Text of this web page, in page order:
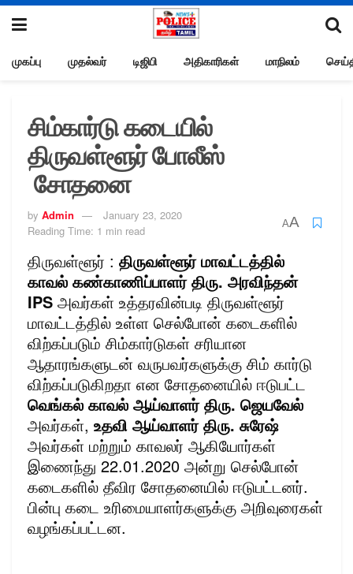
முகப்பு முதல்வர் டிஜிபி அதிகாரிகள் மாநிலம்
சிம்கார்டு கடையில்
திருவள்ளூர் போலீஸ்
சோதனை
by Admin
January 23, 2020
Reading Time: 1 min read
AA
திருவள்ளூர் : திருவள்ளூர் மாவட்டத்தில்
காவல் கண்காணிப்பாளர் திரு. அரவிந்தன்
IPS அவர்கள் உத்தரவின்படி திருவள்ளூர்
மாவட்டத்தில் உள்ள செல்போன் கடைகளில்
விற்கப்படும் சிம்கார்டுகள் சரியான
ஆதாரங்களுடன் வருபவர்களுக்கு சிம் கார்டு
விற்கப்படுகிறதா என சோதனையில் ஈடுபட்ட
வெங்கல் காவல் ஆய்வாளர் திரு. ஜெயவேல்
அவர்கள், உதவி ஆய்வாளர் திரு. சுரேஷ்
அவர்கள் மற்றும் காவலர் ஆகியோர்கள்
இணைந்து 22.01.2020 அன்று செல்போன்
கடைகளில் தீவிர சோதனையில் ஈடுபட்டனர்.
பின்பு கடை உரிமையாளர்களுக்கு அறிவுரைகள்
வழங்கப்பட்டன.